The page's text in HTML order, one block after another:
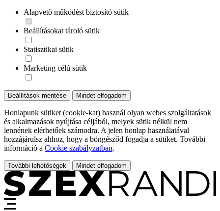
Alapvető működést biztosító sütik
Beállításokat tároló sütik
Statisztikai sütik
Marketing célú sütik
Beállítások mentése Mindet elfogadom
Honlapunk sütiket (cookie-kat) használ olyan webes szolgáltatások
és alkalmazások nyújtása céljából, melyek sütik nélkül nem
lennének elérhetőek számodra. A jelen honlap használatával
hozzájárulsz ahhoz, hogy a böngésződ fogadja a sütiket. További
információ a Cookie szabályzatban.
További lehetőségek Mindet elfogadom